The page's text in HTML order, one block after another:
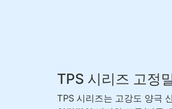
TPS 시리즈 고정
TPS 시리즈는 고강도 양극